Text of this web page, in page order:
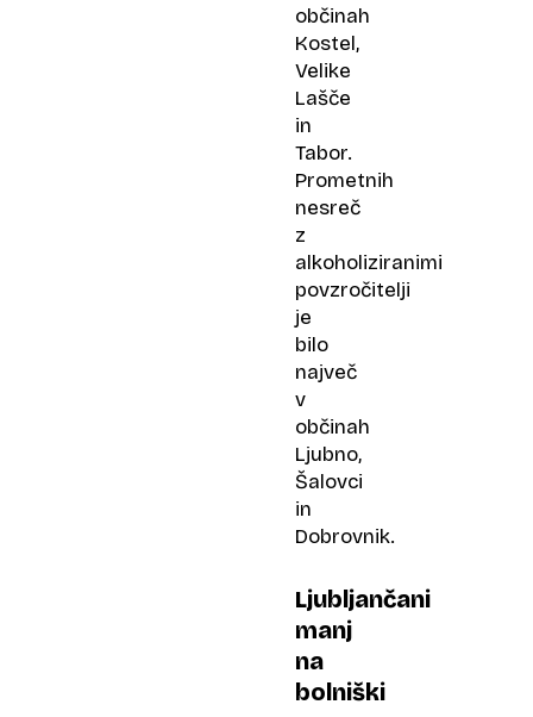
občinah
Kostel,
Velike
Lašče
in
Tabor.
Prometnih
nesreč
z
alkoholiziranimi
povzročitelji
je
bilo
največ
v
občinah
Ljubno,
Šalovci
in
Dobrovnik.
Ljubljančani
manj
na
bolniški